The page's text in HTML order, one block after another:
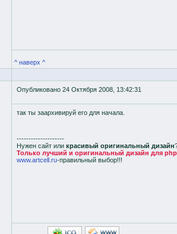
^ наверх ^
Опубликовано 24 Октября 2008, 13:42:31
так ты заархивируй его для начала.
--------------------
Нужен сайт или красивый оригинальный дизайн
Только лучший и оригинальный дизайн для
www.artcell.ru-правильный выбор!!!